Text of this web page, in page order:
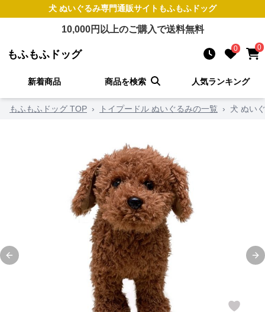
犬 ぬいぐるみ専門通販サイト もふもふドッグ
10,000円以上のご購入で送料無料
もふもふドッグ 0 0
新着商品 商品を検索 人気ランキング
もふもふドッグ TOP › トイプードル ぬいぐるみの一覧 › 犬 ぬい
Previous slide